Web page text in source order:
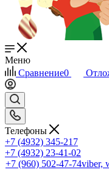
Меню
Сравнение0
Телефоны
+7 (4932) 345-217
+7 (4932) 23-41-02
+7 (960) 502-47-74viber,